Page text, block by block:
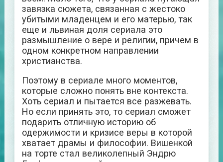
завязка сюжета, связанная с жестоко
убитыми младенцем и его матерью, так
еще и львиная доля сериала это
размышление о вере и религии, причем в
одном конкретном направлении
христианства.
Поэтому в сериале много моментов,
которые сложно понять вне контекста.
Хоть сериал и пытается все разжевать.
Но если принять это, то сериал сможет
подарить отличную историю об
одержимости и кризисе веры в которой
хватает драмы и философии. Вишенкой
на торте стал великолепный Эндрю